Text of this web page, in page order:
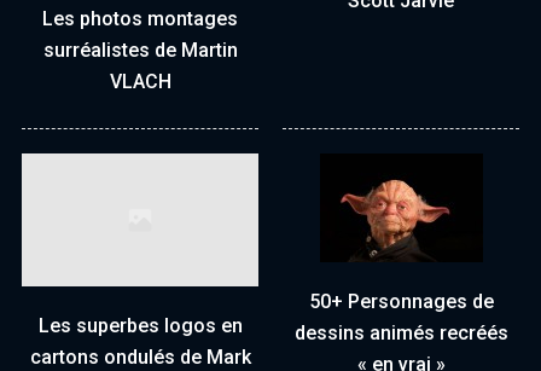
Les photos montages
surréalistes de Martin
VLACH
Les superbes logos en
cartons ondulés de Mark
50+ Personnages de
dessins animés recréés
« en vrai »